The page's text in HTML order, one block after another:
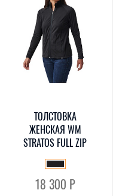
ТОЛСТОВКА
ЖЕНСКАЯ WM
STRATOS FULL ZIP
18 300 Р